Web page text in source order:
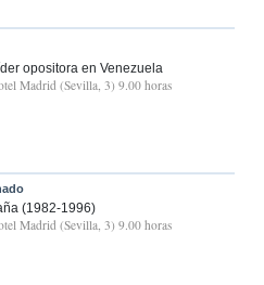
opositora en Venezuela
Madrid (Sevilla, 3) 9.00 horas
(1982-1996)
Madrid (Sevilla, 3) 9.00 horas